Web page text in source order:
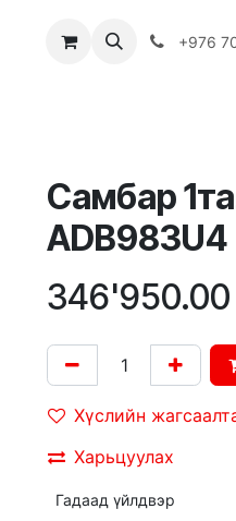
Хямдрал ♻️ Эко шогол
+976
Самбар
ADB983U4
346'950.00
Хүслийн
Харьцуулах
Гадаад үйлдвэр